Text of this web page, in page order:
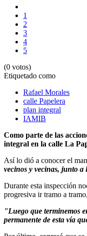
1
2
3
4
5
(0 votos)
Etiquetado como
Rafael Morales
calle Papelera
plan integral
IAMIB
Como parte de las
integral en la calle La
Así lo dió a conocer el
vecinos y vecinas, junto
Durante esta inspección
progresiva ir tramo a
"Luego que terminemos
permanente de esta vía